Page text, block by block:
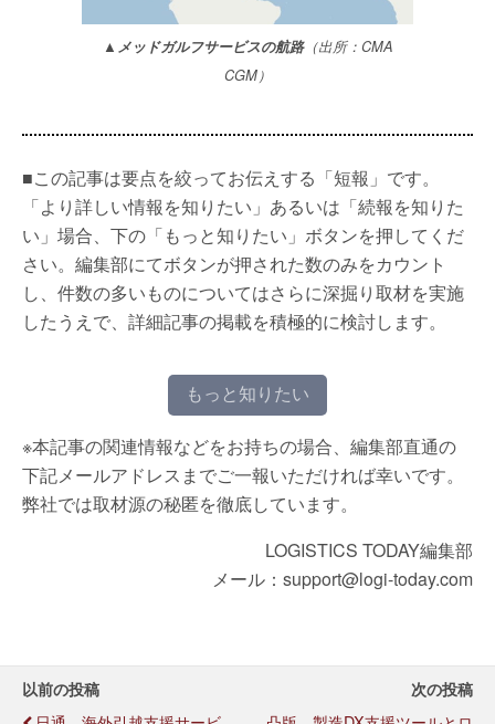
▲メッドガルフサービスの航路（出所：CMA
CGM）
■この記事は要点を絞ってお伝えする「短報」です。
「より詳しい情報を知りたい」あるいは「続報を知りた
い」場合、下の「もっと知りたい」ボタンを押してくだ
さい。編集部にてボタンが押された数のみをカウント
し、件数の多いものについてはさらに深掘り取材を実施
したうえで、詳細記事の掲載を積極的に検討します。
もっと知りたい
※本記事の関連情報などをお持ちの場合、編集部直通の
下記メールアドレスまでご一報いただければ幸いです。
弊社では取材源の秘匿を徹底しています。
LOGISTICS TODAY編集部
メール：support@logi-today.com
以前の投稿 次の投稿